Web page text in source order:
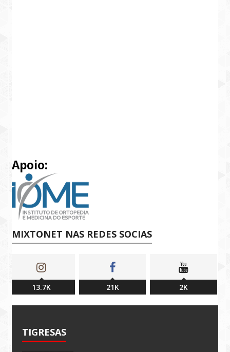
Apoio:
MIXTONET NAS REDES SOCIAS
13.7K 21K 2K
TIGRESAS